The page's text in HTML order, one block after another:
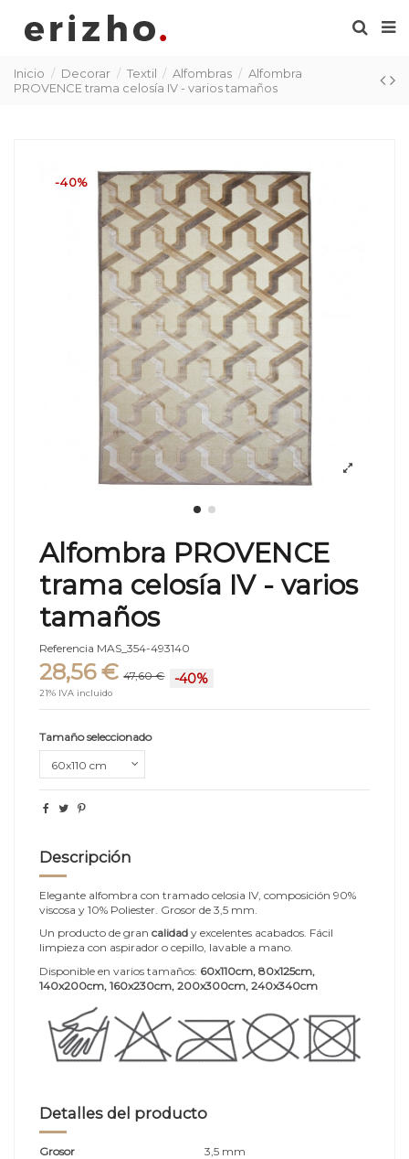
Inicio Decorar Textil Alfombras
Alfombra
PROVENCE trama celosía IV - varios tamaños
-40%
Alfombra PROVENCE
trama celosía IV - varios
tamaños
Referencia MAS_354-493140
28,56 € 47,60 € -40%
21% IVA incluido
Tamaño seleccionado
Descripción
Elegante alfombra con tramado celosia IV, composición 90%
viscosa y 10% Poliester. Grosor de 3,5 mm.
Un producto de gran calidad y excelentes acabados. Fácil
limpieza con aspirador o cepillo, lavable a mano.
Disponible en varios tamaños: 60x110cm, 80x125cm,
140x200cm, 160x230cm, 200x300cm, 240x340cm
Detalles del producto
Grosor
3,5 mm